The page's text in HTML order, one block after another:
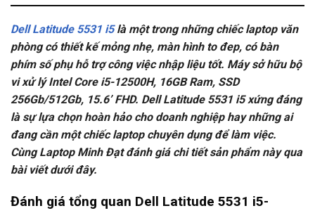
Dell Latitude 5531 i5là một trong những chiếc laptop văn
phòng có thiết kế mỏng nhẹ, màn hình to đep, có bàn
phím số phụ hỗ trợ công việc nhập liệu tốt. Máy sở hữu bộ
vi xử lý Intel Core i5-12500H, 16GB Ram, SSD
256Gb/512Gb, 15.6’ FHD. Dell Latitude 5531 i5 xứng đáng
là sự lựa chọn hoàn hảo cho doanh nghiệp hay những ai
đang cần một chiếc laptop chuyên dụng để làm việc.
Cùng Laptop Minh Đạt đánh giá chi tiết sản phẩm này qua
bài viết dưới đây.
Đánh giá tổng quan Dell Latitude 5531 i5-